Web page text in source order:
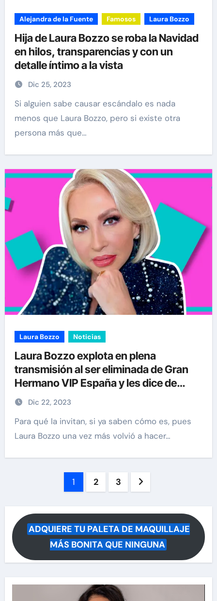
Alejandra de la Fuente Famosos Laura Bozzo
Hija de Laura Bozzo se roba la Navidad
en hilos, transparencias y con un
detalle íntimo a la vista
Dic 25, 2023
Si alguien sabe causar escándalo es nada
menos que Laura Bozzo, pero si existe otra
persona más que…
Laura Bozzo Noticias
Laura Bozzo explota en plena
transmisión al ser eliminada de Gran
Hermano VIP España y les dice de
cosas
Dic 22, 2023
Para qué la invitan, si ya saben cómo es, pues
Laura Bozzo una vez más volvió a hacer…
Paginación
entradas
1 2 3
ADQUIERE TU PALETA DE MAQUILLAJE
MÁS BONITA QUE NINGUNA